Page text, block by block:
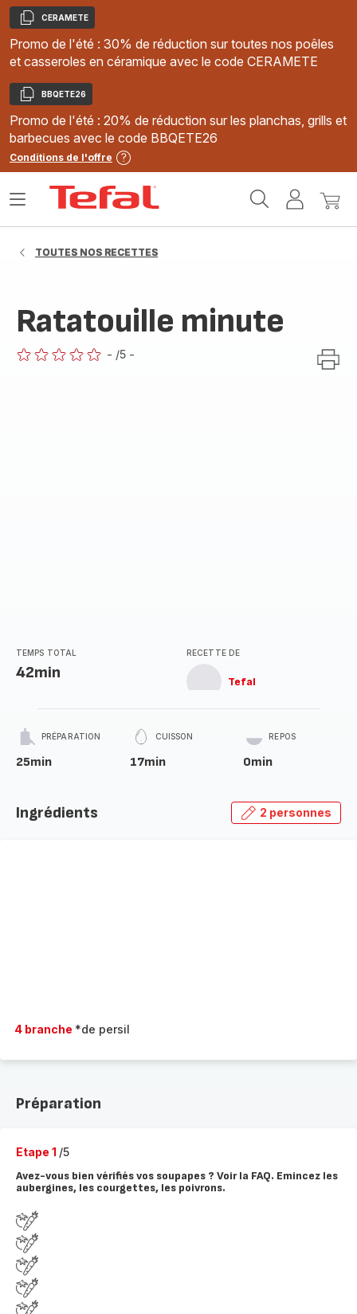
Copier
CERAMETE
Promo de l'été : 30% de réduction sur toutes nos poêles
et casseroles en céramique avec le code CERAMETE
Copier
BBQETE26
Promo de l'été : 20% de réduction sur les planchas, grills et
barbecues avec le code BBQETE26
Conditions de l'offre
MonMon
Ouvrir
TOUTES NOS RECETTES
Ratatouille minute
- /5 -
TEMPS TOTAL
42min
RECETTE DE
Tefal
PRÉPARATION
25min
CUISSON
17min
REPOS
0min
Ingrédients 2 personnes
4 branche *de persil
Préparation
Etape 1 /5
Avez-vous bien vérifiés vos soupapes ? Voir la FAQ. Emincez les
aubergines, les courgettes, les poivrons.